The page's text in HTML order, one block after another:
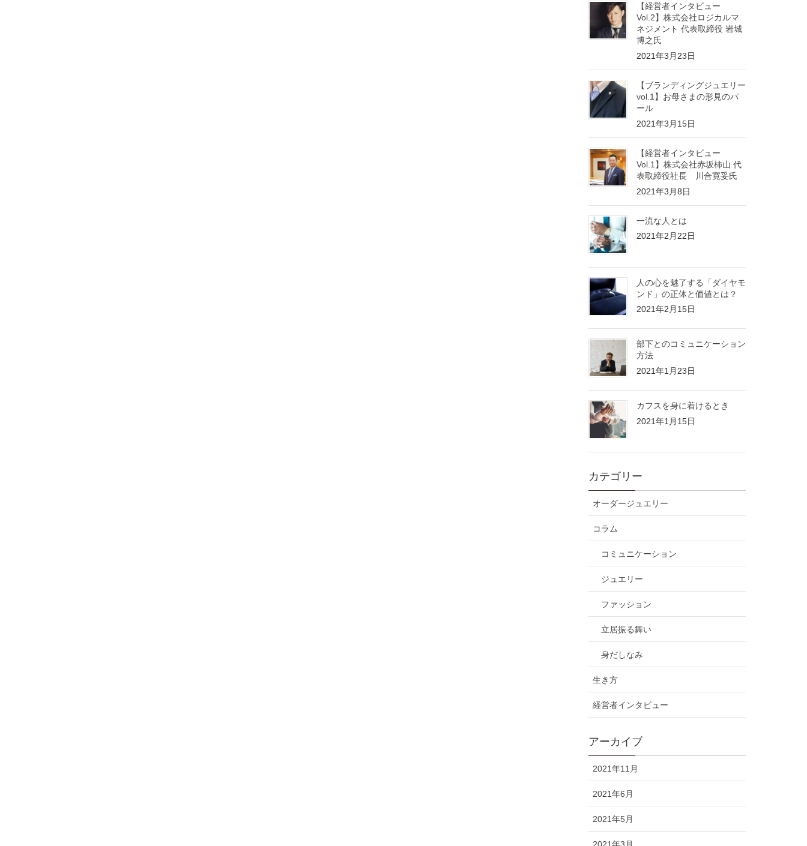
【経営者インタビュー
Vol.2】株式会社ロジカルマ
ネジメント 代表取締役 岩城
博之氏
2021年3月23日
【ブランディングジュエリー
vol.1】お母さまの形見のパ
ール
2021年3月15日
【経営者インタビュー
Vol.1】株式会社赤坂柿山 代
表取締役社長 川合寛妥氏
2021年3月8日
一流な人とは
2021年2月22日
人の心を魅了する「ダイヤモ
ンド」の正体と価値とは？
2021年2月15日
部下とのコミュニケーション
方法
2021年1月23日
カフスを身に着けるとき
2021年1月15日
カテゴリー
オーダージュエリー
コラム
コミュニケーション
ジュエリー
ファッション
立居振る舞い
身だしなみ
生き方
経営者インタビュー
アーカイブ
2021年11月
2021年6月
2021年5月